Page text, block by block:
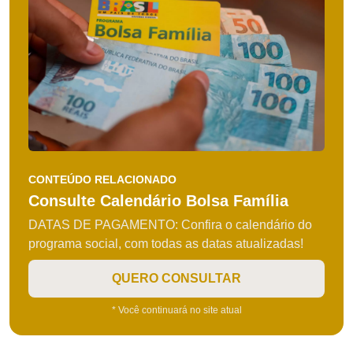
CONTEÚDO RELACIONADO
Consulte Calendário Bolsa Família
DATAS DE PAGAMENTO: Confira o calendário do
programa social, com todas as datas atualizadas!
QUERO CONSULTAR
* Você continuará no site atual